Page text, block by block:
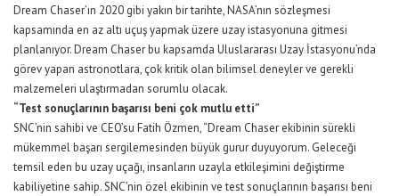
Dream Chaser’ın 2020 gibi yakın bir tarihte, NASA’nın sözleşmesi
kapsamında en az altı uçuş yapmak üzere uzay istasyonuna gitmesi
planlanıyor. Dream Chaser bu kapsamda Uluslararası Uzay İstasyonu’nda
görev yapan astronotlara, çok kritik olan bilimsel deneyler ve gerekli
malzemeleri ulaştırmadan sorumlu olacak.
“Test sonuçlarının başarısı beni çok mutlu etti”
SNC’nin sahibi ve CEO’su Fatih Özmen, “Dream Chaser ekibinin sürekli
mükemmel başarı sergilemesinden büyük gurur duyuyorum. Geleceği
temsil eden bu uzay uçağı, insanların uzayla etkileşimini değiştirme
kabiliyetine sahip. SNC’nin özel ekibinin ve test sonuçlarının başarısı beni